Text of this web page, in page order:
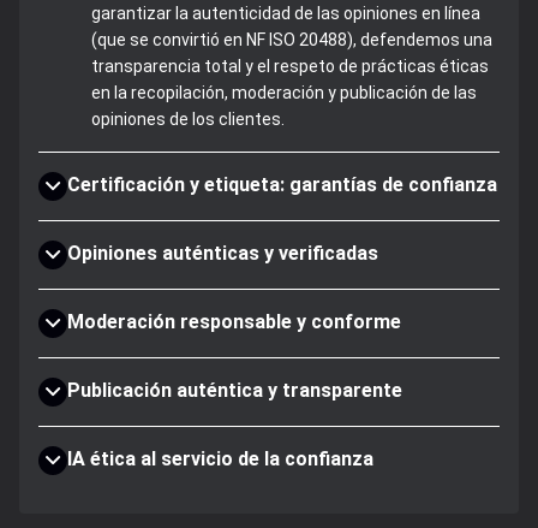
garantizar la autenticidad de las opiniones en línea
(que se convirtió en NF ISO 20488), defendemos una
transparencia total y el respeto de prácticas éticas
en la recopilación, moderación y publicación de las
opiniones de los clientes.
Certificación y etiqueta: garantías de confianza
Opiniones auténticas y verificadas
Moderación responsable y conforme
Publicación auténtica y transparente
IA ética al servicio de la confianza